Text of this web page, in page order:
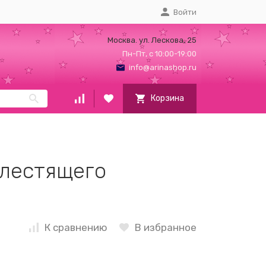
Войти
Москва. ул. Лескова, 25
Пн-Пт, с 10:00-19:00
info@arinashop.ru
Корзина
К сравнению В избранное